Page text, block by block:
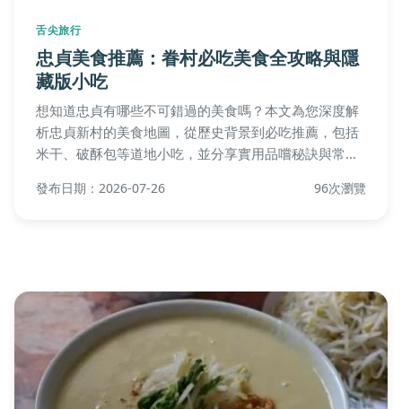
舌尖旅行
忠貞美食推薦：眷村必吃美食全攻略與隱
藏版小吃
想知道忠貞有哪些不可錯過的美食嗎？本文為您深度解
析忠貞新村的美食地圖，從歷史背景到必吃推薦，包括
米干、破酥包等道地小吃，並分享實用品嚐秘訣與常見
發布日期：2026-07-26 96次瀏覽